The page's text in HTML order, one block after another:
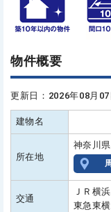
物件概要
更新日：2026年08月
建物名
所在地
神奈川
交通
ＪＲ横
東急東